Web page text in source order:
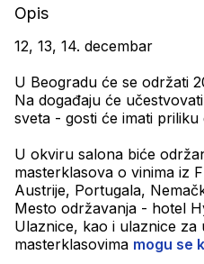
Opis
12, 13, 14. decembar
U Beogradu će se održati
Na događaju će
sveta - gosti će imati
U okviru salona biće
masterklasova o vinima iz
Austrije, Portugala,
Mesto održavanja - hotel
Ulaznice, kao i ulaznice za
masterklasovima mogu se